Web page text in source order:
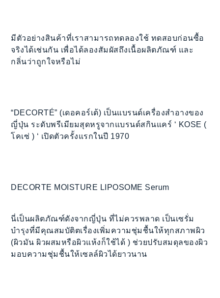
มีตัวอย่างสินค้าที่เราสามารถทดลองใช้ ทดสอบก่อนซื้อ
จริงได้เช่นกัน เพื่อได้ลองสัมผัสถึงเนื้อผลิตภัณฑ์ และ
กลิ่นว่าถูกใจหรือไม่
“DECORTÉ” (เดอคอร์เต้) เป็นแบรนด์เครื่องสำอางของ
ญี่ปุ่น ระดับพรีเมียมสุดหรูจากแบรนด์สกินแคร์ ‘ KOSE (
โคเซ่ ) ‘ เปิดตัวครั้งแรกในปี 1970
DECORTE MOISTURE LIPOSOME Serum
นี่เป็นผลิตภัณฑ์ดังจากญี่ปุ่น ที่ไม่ควรพลาด​ เป็นเซรั่ม
บำรุงที่มีคุณสมบัติตเรื่องเพิ่มความชุ่มชื้นให้ทุกสภาพผิว
(ผิวมัน ผิวผสมหรือผิวแห้งก็ใช้ได้ ) ช่วยปรับสมดุลของผิว
มอบความชุ่มชื้นให้เซลล์ผิวได้ยาวนาน